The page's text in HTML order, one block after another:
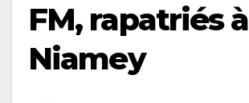
FM, rapatriés à
Niamey